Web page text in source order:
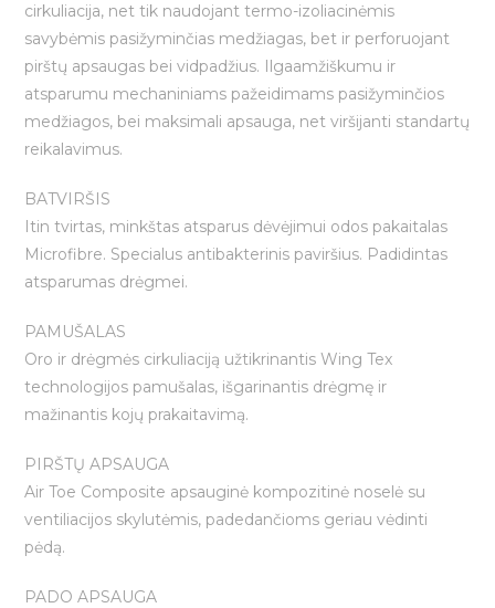
cirkuliacija, net tik naudojant termo-izoliacinėmis
savybėmis pasižyminčias medžiagas, bet ir perforuojant
pirštų apsaugas bei vidpadžius. Ilgaamžiškumu ir
atsparumu mechaniniams pažeidimams pasižyminčios
medžiagos, bei maksimali apsauga, net viršijanti standartų
reikalavimus.
BATVIRŠIS
Itin tvirtas, minkštas atsparus dėvėjimui odos pakaitalas
Microfibre. Specialus antibakterinis paviršius. Padidintas
atsparumas drėgmei.
PAMUŠALAS
Oro ir drėgmės cirkuliaciją užtikrinantis Wing Tex
technologijos pamušalas, išgarinantis drėgmę ir
mažinantis kojų prakaitavimą.
PIRŠTŲ APSAUGA
Air Toe Composite apsauginė kompozitinė noselė su
ventiliacijos skylutėmis, padedančioms geriau vėdinti
pėdą.
PADO APSAUGA